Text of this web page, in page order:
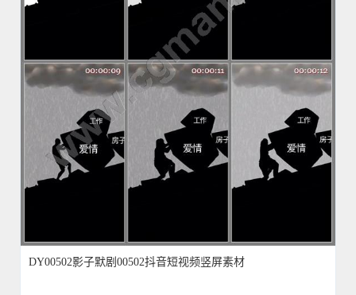
DY00502影子默剧00502抖音短视频竖屏素材